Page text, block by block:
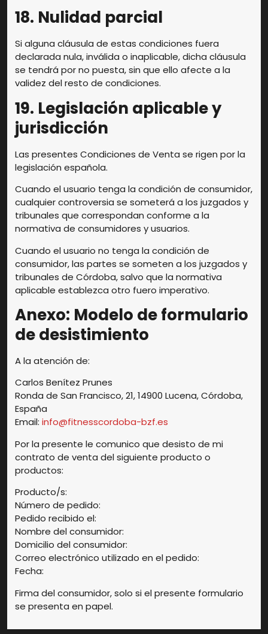
18. Nulidad parcial
Si alguna cláusula de estas condiciones fuera
declarada nula, inválida o inaplicable, dicha cláusula
se tendrá por no puesta, sin que ello afecte a la
validez del resto de condiciones.
19. Legislación aplicable y
jurisdicción
Las presentes Condiciones de Venta se rigen por la
legislación española.
Cuando el usuario tenga la condición de consumidor,
cualquier controversia se someterá a los juzgados y
tribunales que correspondan conforme a la
normativa de consumidores y usuarios.
Cuando el usuario no tenga la condición de
consumidor, las partes se someten a los juzgados y
tribunales de Córdoba, salvo que la normativa
aplicable establezca otro fuero imperativo.
Anexo: Modelo de formulario
de desistimiento
A la atención de:
Carlos Benítez Prunes
Ronda de San Francisco, 21, 14900 Lucena, Córdoba,
España
Email: info@fitnesscordoba-bzf.es
Por la presente le comunico que desisto de mi
contrato de venta del siguiente producto o
productos:
Producto/s:
Número de pedido:
Pedido recibido el:
Nombre del consumidor:
Domicilio del consumidor:
Correo electrónico utilizado en el pedido:
Fecha:
Firma del consumidor, solo si el presente formulario
se presenta en papel.